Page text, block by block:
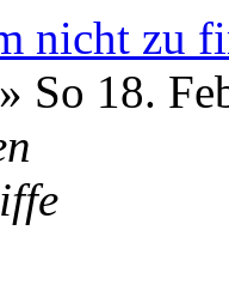
nicht zu
» So 18.